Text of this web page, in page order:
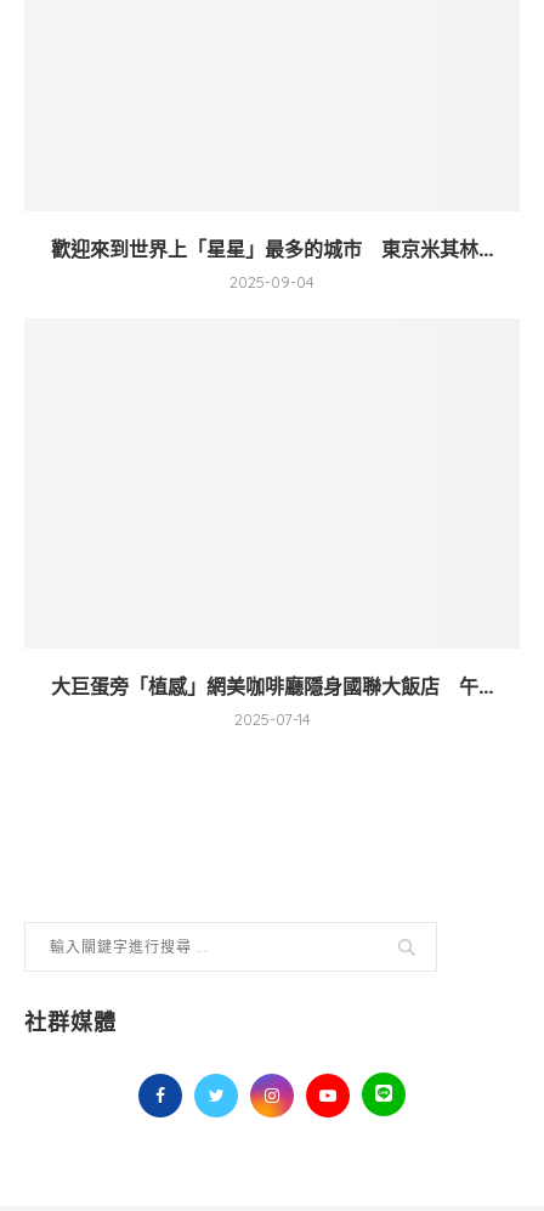
歡迎來到世界上「星星」最多的城市 東京米其林...
2025-09-04
大巨蛋旁「植感」網美咖啡廳隱身國聯大飯店 午...
2025-07-14
社群媒體